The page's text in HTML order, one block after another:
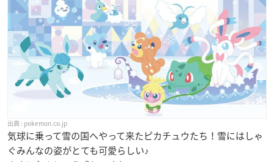
pokemon.co.jp
気球に乗って雪の国へやって来たピカチュウたち！雪にはしゃ
ぐみんなの姿がとても可愛らしい♪